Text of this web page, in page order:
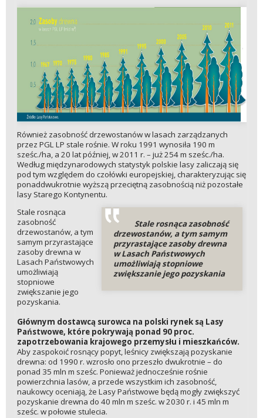
Również zasobność drzewostanów w lasach zarządzanych
przez PGL LP stale rośnie. W roku 1991 wynosiła 190 m
sześc./ha, a 20 lat później, w 2011 r. – już 254 m sześc./ha.
Według międzynarodowych statystyk polskie lasy zaliczają się
pod tym względem do czołówki europejskiej, charakteryzując się
ponaddwukrotnie wyższą przeciętną zasobnością niż pozostałe
lasy Starego Kontynentu.
Stale rosnąca zasobność
drzewostanów, a tym samym
przyrastające zasoby drewna
w Lasach Państwowych
umożliwiają stopniowe
zwiększanie jego pozyskania
Stale rosnąca
zasobność
drzewostanów, a tym
samym przyrastające
zasoby drewna w
Lasach Państwowych
umożliwiają
stopniowe
zwiększanie jego
pozyskania.
Głównym dostawcą surowca na polski rynek są Lasy
Państwowe, które pokrywają ponad 90 proc.
zapotrzebowania krajowego przemysłu i mieszkańców.
Aby zaspokoić rosnący popyt, leśnicy zwiększają pozyskanie
drewna: od 1990 r. wzrosło ono przeszło dwukrotnie – do
ponad 35 mln m sześc. Ponieważ jednocześnie rośnie
powierzchnia lasów, a przede wszystkim ich zasobność,
naukowcy oceniają, że Lasy Państwowe będą mogły zwiększyć
pozyskanie drewna do 40 mln m sześc. w 2030 r. i 45 mln m
sześc. w połowie stulecia.